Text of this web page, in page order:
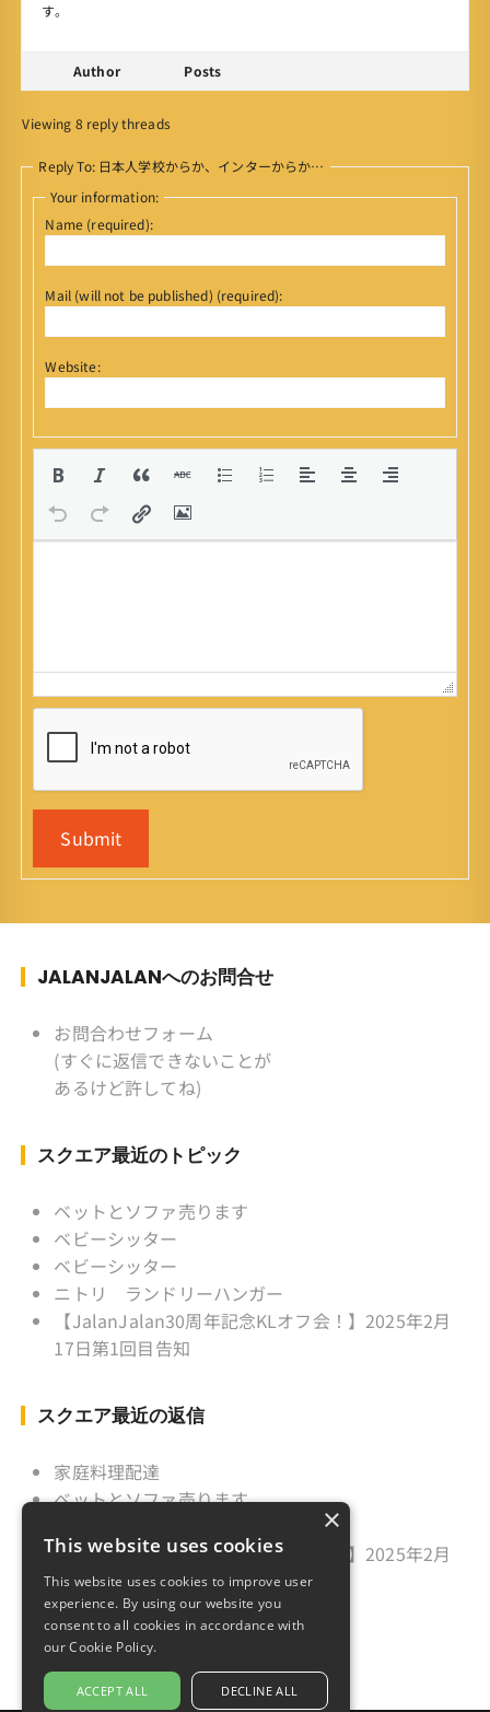
す。
Author Posts
Viewing 8 reply threads
Reply To: 日本人学校からか、インターからか…
Your information:
Name (required):
Mail (will not be published) (required):
Website:
Submit
JALANJALANへのお問合せ
お問合わせフォーム
(すぐに返信できないことが
あるけど許してね)
スクエア最近のトピック
ベットとソファ売ります
ベビーシッター
ベビーシッター
ニトリ ランドリーハンガー
【JalanJalan30周年記念KLオフ会！】2025年2月
17日第1回目告知
スクエア最近の返信
家庭料理配達
ベットとソファ売ります
【JalanJalan30周年記念KLオフ会！】2025年2月
17日第1回目告知
久しぶりのご挨拶
×
This website uses cookies
This website uses cookies to improve user
experience. By using our website you
consent to all cookies in accordance with
our Cookie Policy.
ACCEPT ALL DECLINE ALL